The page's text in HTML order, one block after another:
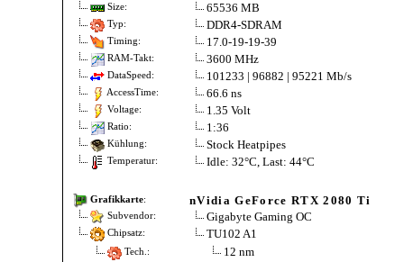
Size: 65536 MB
Typ: DDR4-SDRAM
Timing: 17.0-19-19-39
RAM-Takt: 3600 MHz
DataSpeed: 101233 | 96882 | 95221 Mb/s
AccessTime: 66.6 ns
Voltage: 1.35 Volt
Ratio: 1:36
Kühlung: Stock Heatpipes
Temperatur: Idle: 32°C, Last: 44°C
Grafikkarte: nVidia GeForce RTX 2080 Ti
Subvendor: Gigabyte Gaming OC
Chipsatz: TU102 A1
Tech.: 12 nm